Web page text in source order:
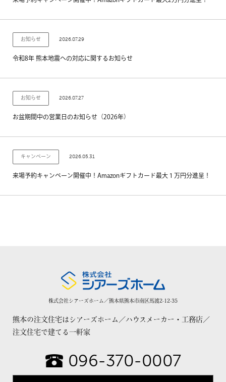
お知らせ 2026.07.29
令和8年 熊本地震への対応に関するお知らせ
お知らせ 2026.07.27
お盆期間中の営業日のお知らせ（2026年）
キャンペーン 2026.05.31
来場予約キャンペーン開催中！Amazonギフトカード最大１万円分進呈！
株式会社シアーズホーム／熊本県熊本市南区馬渡2-12-35
熊本の注文住宅はシアーズホーム／ハウスメーカー・工務店／
注文住宅で建てる一軒家
096-370-0007